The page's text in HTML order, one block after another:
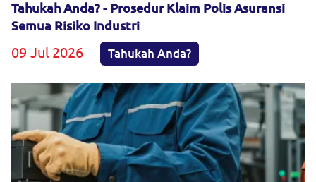
Tahukah Anda? - Prosedur Klaim Polis Asuransi
Semua Risiko Industri
09 Jul 2026 Tahukah Anda?